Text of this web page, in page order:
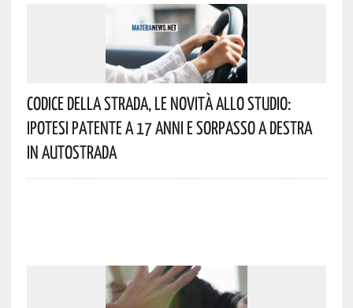
Codice Della Strada, Le Novità Allo Studio:
Ipotesi Patente A 17 Anni E Sorpasso A Destra
In Autostrada